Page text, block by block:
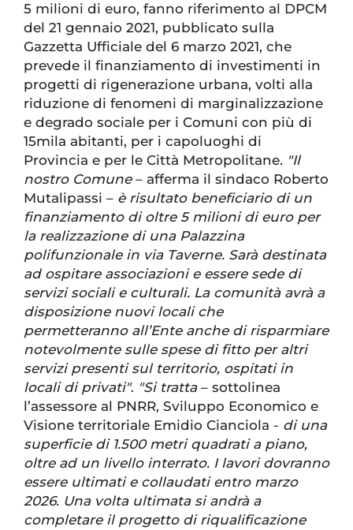
5 milioni di euro, fanno riferimento al DPCM
del 21 gennaio 2021, pubblicato sulla
Gazzetta Ufficiale del 6 marzo 2021, che
prevede il finanziamento di investimenti in
progetti di rigenerazione urbana, volti alla
riduzione di fenomeni di marginalizzazione
e degrado sociale per i Comuni con più di
15mila abitanti, per i capoluoghi di
Provincia e per le Città Metropolitane. "Il
nostro Comune– afferma il sindaco Roberto
Mutalipassi – è risultato beneficiario di un
finanziamento di oltre 5 milioni di euro per
la realizzazione di una Palazzina
polifunzionale in via Taverne. Sarà destinata
ad ospitare associazioni e essere sede di
servizi sociali e culturali. La comunità avrà a
disposizione nuovi locali che
permetteranno all’Ente anche di risparmiare
notevolmente sulle spese di fitto per altri
servizi presenti sul territorio, ospitati in
locali di privati". "Si tratta– sottolinea
l’assessore al PNRR, Sviluppo Economico e
Visione territoriale Emidio Cianciola - di una
superficie di 1.500 metri quadrati a piano,
oltre ad un livello interrato. I lavori dovranno
essere ultimati e collaudati entro marzo
2026. Una volta ultimata si andrà a
completare il progetto di riqualificazione